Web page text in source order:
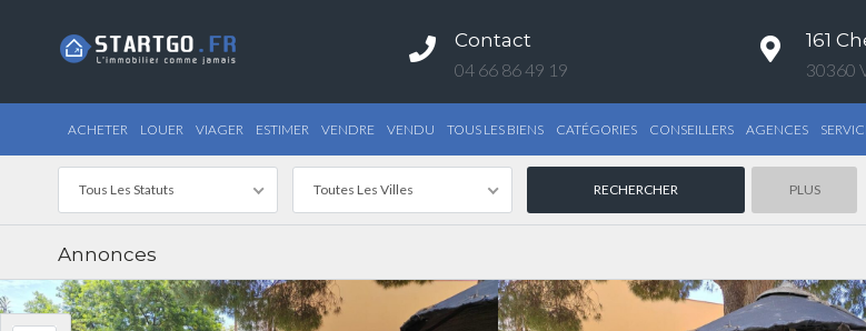
Contact
04 66 86 49 19
161
30360
ACHETER LOUER VIAGER ESTIMER VENDRE VENDU TOUS LES BIENS CATÉGORIES CONSEILLERS AGENCES
Tous Les Statuts Toutes Les Villes PLUS
Annonces